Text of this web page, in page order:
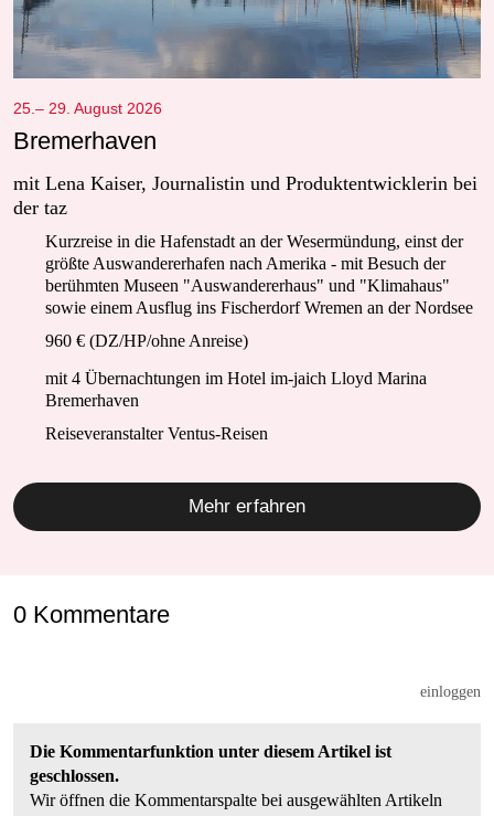
25.– 29. August 2026
Bremerhaven
mit Lena Kaiser, Journalistin und Produktentwicklerin bei
der taz
Kurzreise in die Hafenstadt an der Wesermündung, einst der
größte Auswandererhafen nach Amerika - mit Besuch der
berühmten Museen "Auswandererhaus" und "Klimahaus"
sowie einem Ausflug ins Fischerdorf Wremen an der Nordsee
960 € (DZ/HP/ohne Anreise)
mit 4 Übernachtungen im Hotel im-jaich Lloyd Marina
Bremerhaven
Reiseveranstalter Ventus-Reisen
Mehr erfahren
0 Kommentare
Die Kommentarfunktion unter diesem Artikel ist
geschlossen.
Wir öffnen die Kommentarspalte bei ausgewählten Artikeln
einloggen